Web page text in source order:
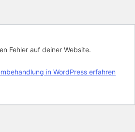
Fehler auf deiner Website.
in WordPress erfahren